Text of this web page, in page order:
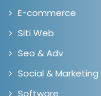
E-commerce
Siti Web
Seo & Adv
Social & Marketing
Software